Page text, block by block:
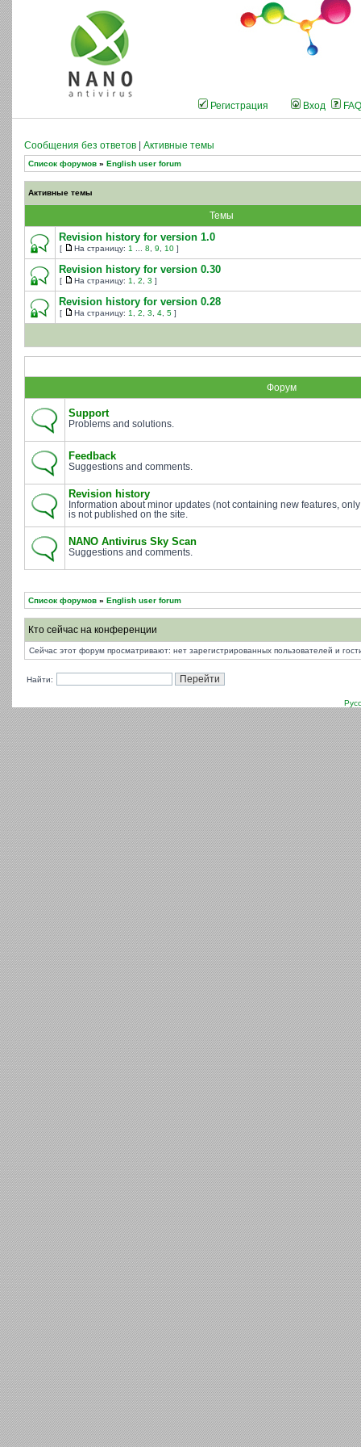
Регистрация Вход FAQ
Сообщения без ответов Активные темы
Список форумов » English user forum
Активные темы
Темы
Revision history for version 1.0
[ На страницу: 1 8 9 10 ]
Revision history for version 0.30
[ На страницу: 1 2 3 ]
Revision history for version 0.28
[ На страницу: 1 2 3 4 5 ]
Форум
Support
Problems and solutions.
Feedback
Suggestions and comments.
Revision history
Information about minor updates (not containing new features,
is not published on the site.
NANO Antivirus Sky Scan
Suggestions and comments.
Список форумов » English user forum
Кто сейчас на конференции
Сейчас этот форум просматривают: нет зарегистрированных пользователей и
Найти: